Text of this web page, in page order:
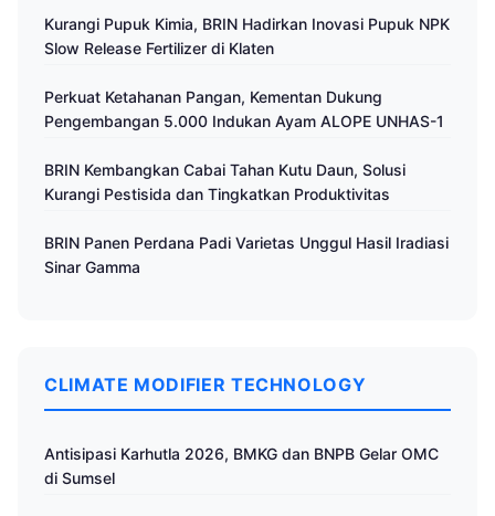
Kurangi Pupuk Kimia, BRIN Hadirkan Inovasi Pupuk NPK
Slow Release Fertilizer di Klaten
Perkuat Ketahanan Pangan, Kementan Dukung
Pengembangan 5.000 Indukan Ayam ALOPE UNHAS-1
BRIN Kembangkan Cabai Tahan Kutu Daun, Solusi
Kurangi Pestisida dan Tingkatkan Produktivitas
BRIN Panen Perdana Padi Varietas Unggul Hasil Iradiasi
Sinar Gamma
CLIMATE MODIFIER TECHNOLOGY
Antisipasi Karhutla 2026, BMKG dan BNPB Gelar OMC
di Sumsel